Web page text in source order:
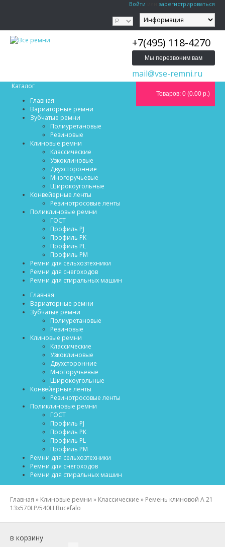
Войти зарегистрироваться
+7(495) 118-4270
Мы перезвоним вам
mail@vse-remni.ru
Каталог
Товаров: 0 (0.00 р.)
Главная
Вариаторные ремни
Зубчатые ремни
Полиуретановые
Резиновые
Клиновые ремни
Классические
Узкоклиновые
Двухсторонние
Многоручьевые
Широкоугольные
Конвейерные ленты
Резинотросовые ленты
Поликлиновые ремни
ГОСТ
Профиль PJ
Профиль PK
Профиль PL
Профиль PM
Ремни для сельхозтехники
Ремни для снегоходов
Ремни для стиральных машин
Главная
Вариаторные ремни
Зубчатые ремни
Полиуретановые
Резиновые
Клиновые ремни
Классические
Узкоклиновые
Двухсторонние
Многоручьевые
Широкоугольные
Конвейерные ленты
Резинотросовые ленты
Поликлиновые ремни
ГОСТ
Профиль PJ
Профиль PK
Профиль PL
Профиль PM
Ремни для сельхозтехники
Ремни для снегоходов
Ремни для стиральных машин
Главная » Клиновые ремни » Классические » Ремень клиновой A 21
13x570LP/540LI Bucefalo
в корзину